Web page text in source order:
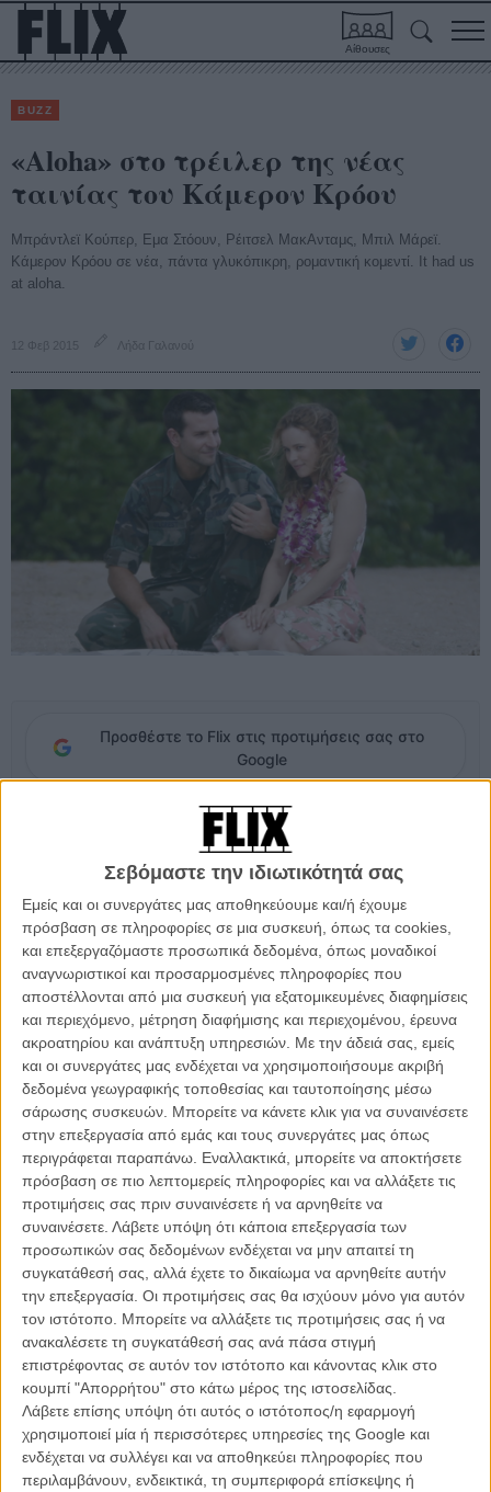
Σεβόμαστε την ιδιωτικότητά σας
Εμείς και οι συνεργάτες μας αποθηκεύουμε και/ή έχουμε
πρόσβαση σε πληροφορίες σε μια συσκευή, όπως τα cookies,
και επεξεργαζόμαστε προσωπικά δεδομένα, όπως μοναδικοί
αναγνωριστικοί και προσαρμοσμένες πληροφορίες που
αποστέλλονται από μια συσκευή για εξατομικευμένες διαφημίσεις
και περιεχόμενο, μέτρηση διαφήμισης και περιεχομένου, έρευνα
ακροατηρίου και ανάπτυξη υπηρεσιών. Με την άδειά σας, εμείς
και οι συνεργάτες μας ενδέχεται να χρησιμοποιήσουμε ακριβή
δεδομένα γεωγραφικής τοποθεσίας και ταυτοποίησης μέσω
σάρωσης συσκευών. Μπορείτε να κάνετε κλικ για να συναινέσετε
στην επεξεργασία από εμάς και τους συνεργάτες μας όπως
περιγράφεται παραπάνω. Εναλλακτικά, μπορείτε να αποκτήσετε
πρόσβαση σε πιο λεπτομερείς πληροφορίες και να αλλάξετε τις
προτιμήσεις σας πριν συναινέσετε ή να αρνηθείτε να
συναινέσετε. Λάβετε υπόψη ότι κάποια επεξεργασία των
προσωπικών σας δεδομένων ενδέχεται να μην απαιτεί τη
συγκατάθεσή σας, αλλά έχετε το δικαίωμα να αρνηθείτε αυτήν
την επεξεργασία. Οι προτιμήσεις σας θα ισχύουν μόνο για αυτόν
τον ιστότοπο. Μπορείτε να αλλάξετε τις προτιμήσεις σας ή να
ανακαλέσετε τη συγκατάθεσή σας ανά πάσα στιγμή
επιστρέφοντας σε αυτόν τον ιστότοπο και κάνοντας κλικ στο
κουμπί "Απορρήτου" στο κάτω μέρος της ιστοσελίδας.
Λάβετε επίσης υπόψη ότι αυτός ο ιστότοπος/η εφαρμογή
χρησιμοποιεί μία ή περισσότερες υπηρεσίες της Google και
ενδέχεται να συλλέγει και να αποθηκεύει πληροφορίες που
περιλαμβάνουν, ενδεικτικά, τη συμπεριφορά επίσκεψης ή
Αίθουσες
BUZZ
«Aloha» στο τρέιλερ της νέας
ταινίας του Κάμερον Κρόου
Μπράντλεϊ Κούπερ, Εμα Στόουν, Ρέιτσελ ΜακΑνταμς, Μπιλ Μάρεϊ.
Κάμερον Κρόου σε νέα, πάντα γλυκόπικρη, ρομαντική κομεντί. It had us
at aloha.
12 Φεβ 2015 Λήδα Γαλανού
Προσθέστε το Flix στις προτιμήσεις σας στο
Google
Το «η νέα ταινία από το σκηνοθέτη του "Jerry Maguire"» αρκεί για
να μας κερδίσει, παρότι ο Κάμερον Κρόου έχει, από το 1996, κάνει
άλλες επτά ταινίες φιξιόν και ντοκιμαντέρ. Η ταινία έρχεται στις
(αμερικανικές) αίθουσες στις 29 Μαΐου και μοιάζει ότι θα φέρει την
άνοιξη! Μπορεί το tag line που βλέπουμε στο πρώτο τρέιλερ που
μόλις κυκλοφόρησε να είναι... χλιαρό (sometimes you have to say
goodbye before you say hello; Πόσες δεκάδες φορές το έχουμε
ξαναδεί σε ταινίες κάθε είδους;), αλλά το χιούμορ, η ελαφριά
μελαγχολία, η αγορίστικη αδεξιότητα, το τέλειο καστ και το ντεκόρ
της Χαβάης μοιάζουν να χτίζουν μια ατμόσφαιρα με τη
χαρακτηριστική, γλυκόπικρη σφραγίδα του Κάμερον Κρόου.
Διαβάστε ακόμη: O Κάμερον Κρόου και ο Τζον Κιούζακ έκαναν
ό,τι χρειαζόταν για να σταματήσει το τηλεοπτικό «Say
Anything»
Στο «Aloha», κεντρικός ήρωας, ως άλλος αποπροσανατολισμένος
Τζέρι Μαγκουάιρ, είναι ο Μπράιαν Γκίλκρεστ (Μπράντλεϊ Κούπερ),
ένας 37χρονος σύμβουλος όπλων του αμερικανικού στρατού που
μετά από μια αποστολή όπου τα κάνει θάλασσα, τοποθετείται στην
αμερικανική βάση στη Χονολουλού. Εκεί, με επικεφαλής τον Αλεκ
Μπόλντουιν και καθοδηγητή τον (σοφό) Μπιλ Μάρεϊ, θα συναντήσει
έναν παλιό του έρωτα, τη Ρέιτσελ ΜακΑνταμς, παντρεμένη πια με
τον Τζον Κραζίνσκι και θ' αρχίσει να ερωτεύεται (πώς όχι, άλλωστε),
την Εμα Στόουν, την αξιωματικό που φροντίζει να μην ξεφύγει ο
Μπράιαν από το στόχο (της μονάδας και της ζωής του). Δείτε
παρακάτω το τρέιλερ και βγάλτε τα καλοκαιρινά.
Διαβάστε ακόμη